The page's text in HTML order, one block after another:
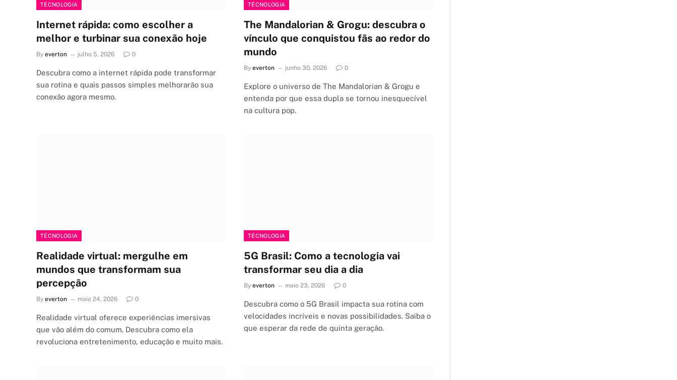
TÉCNOLOGIA
Internet rápida: como escolher a
melhor e turbinar sua conexão hoje
By everton julho 5, 2026 0
Descubra como a internet rápida pode transformar
sua rotina e quais passos simples melhorarão sua
conexão agora mesmo.
TÉCNOLOGIA
The Mandalorian & Grogu: descubra o
vínculo que conquistou fãs ao redor do
mundo
By everton junho 30, 2026 0
Explore o universo de The Mandalorian & Grogu e
entenda por que essa dupla se tornou inesquecível
na cultura pop.
TÉCNOLOGIA
Realidade virtual: mergulhe em
mundos que transformam sua
percepção
By everton maio 24, 2026 0
Realidade virtual oferece experiências imersivas
que vão além do comum. Descubra como ela
revoluciona entretenimento, educação e muito mais.
TÉCNOLOGIA
5G Brasil: Como a tecnologia vai
transformar seu dia a dia
By everton maio 23, 2026 0
Descubra como o 5G Brasil impacta sua rotina com
velocidades incríveis e novas possibilidades. Saiba o
que esperar da rede de quinta geração.